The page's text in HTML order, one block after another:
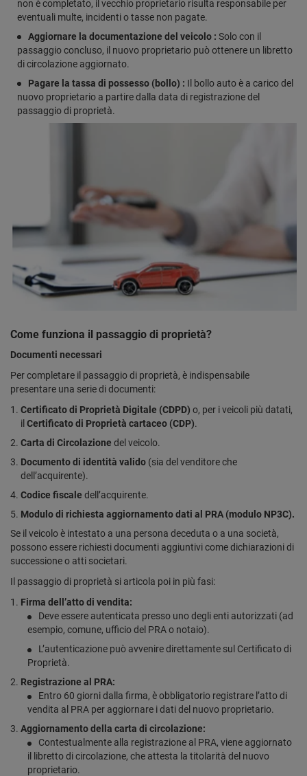
non è completato, il vecchio proprietario risulta responsabile per
eventuali multe, incidenti o tasse non pagate.
Aggiornare la documentazione del veicolo : Solo con il
passaggio concluso, il nuovo proprietario può ottenere un libretto
di circolazione aggiornato.
Pagare la tassa di possesso (bollo) : Il bollo auto è a carico del
nuovo proprietario a partire dalla data di registrazione del
passaggio di proprietà.
Come funziona il passaggio di proprietà?
Documenti necessari
Per completare il passaggio di proprietà, è indispensabile
presentare una serie di documenti:
Certificato di Proprietà Digitale (CDPD) o, per i veicoli più datati,
il Certificato di Proprietà cartaceo (CDP).
Carta di Circolazione del veicolo.
Documento di identità valido (sia del venditore che
dell’acquirente).
Codice fiscale dell’acquirente.
Modulo di richiesta aggiornamento dati al PRA (modulo NP3C).
Se il veicolo è intestato a una persona deceduta o a una società,
possono essere richiesti documenti aggiuntivi come dichiarazioni di
successione o atti societari.
Il passaggio di proprietà si articola poi in più fasi:
Firma dell’atto di vendita:
Deve essere autenticata presso uno degli enti autorizzati (ad
esempio, comune, ufficio del PRA o notaio).
L’autenticazione può avvenire direttamente sul Certificato di
Proprietà.
Registrazione al PRA:
Entro 60 giorni dalla firma, è obbligatorio registrare l’atto di
vendita al PRA per aggiornare i dati del nuovo proprietario.
Aggiornamento della carta di circolazione:
Contestualmente alla registrazione al PRA, viene aggiornato
il libretto di circolazione, che attesta la titolarità del nuovo
proprietario.